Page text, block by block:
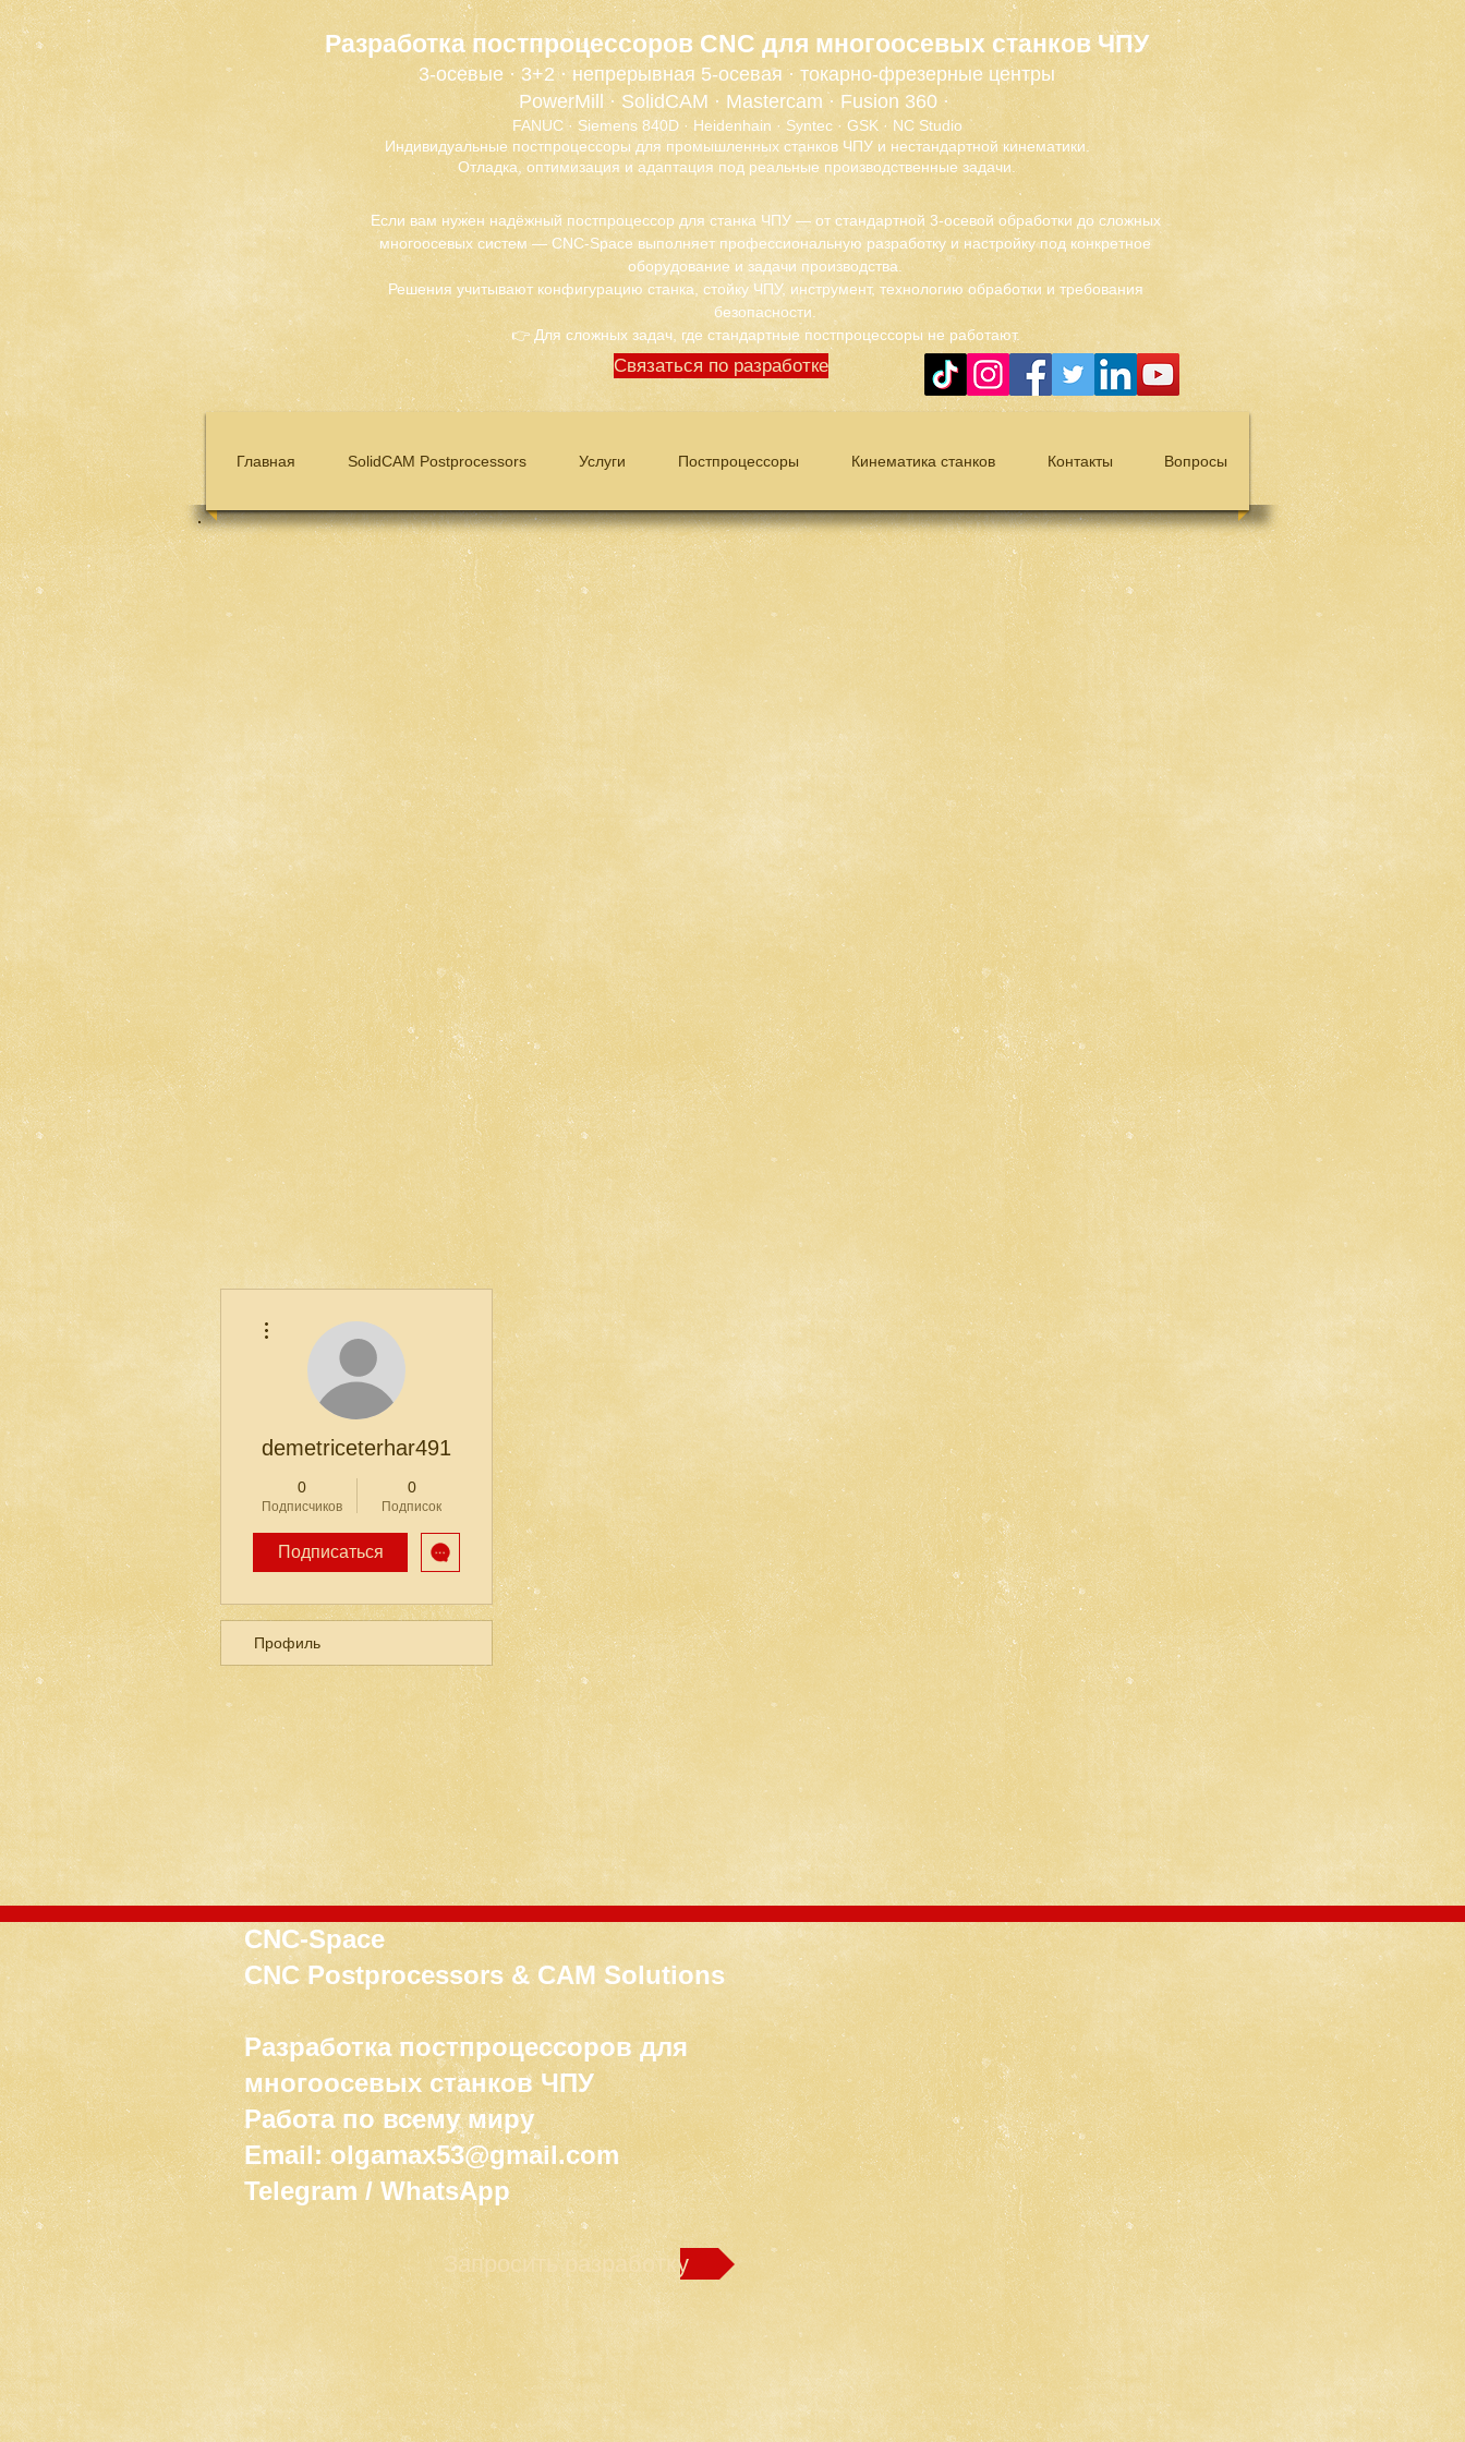
Разработка постпроцессоров CNC для многоосевых станков ЧПУ
3-осевые · 3+2 · непрерывная 5-осевая · токарно-фрезерные центры
PowerMill · SolidCAM · Mastercam · Fusion 360 ·
FANUC · Siemens 840D · Heidenhain · Syntec · GSK · NC Studio
Индивидуальные постпроцессоры для промышленных станков ЧПУ и нестандартной кинематики.
Отладка, оптимизация и адаптация под реальные производственные задачи.
Если вам нужен надёжный постпроцессор для станка ЧПУ — от стандартной 3-осевой обработки до сложных
многоосевых систем — CNC-Space выполняет профессиональную разработку и настройку под конкретное
оборудование и задачи производства.
Решения учитывают конфигурацию станка, стойку ЧПУ, инструмент, технологию обработки и требования
безопасности.
👉 Для сложных задач, где стандартные постпроцессоры не работают.
Связаться по разработке
Главная SolidCAM Postprocessors Услуги Постпроцессоры Кинематика станков Контакты Вопросы
demetriceterhar491
0
Подписчиков
0
Подписок
Подписаться
Профиль
CNC-Space
CNC Postprocessors & CAM Solutions
Разработка постпроцессоров для
многоосевых станков ЧПУ
Работа по всему миру
Email: olgamax53@gmail.com
Telegram / WhatsApp
Запросить разработку